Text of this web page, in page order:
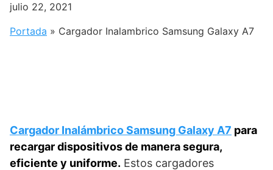
julio 22, 2021
Portada » Cargador Inalambrico Samsung Galaxy A7
Cargador Inalámbrico Samsung Galaxy A7 para
recargar dispositivos de manera segura,
eficiente y uniforme. Estos cargadores